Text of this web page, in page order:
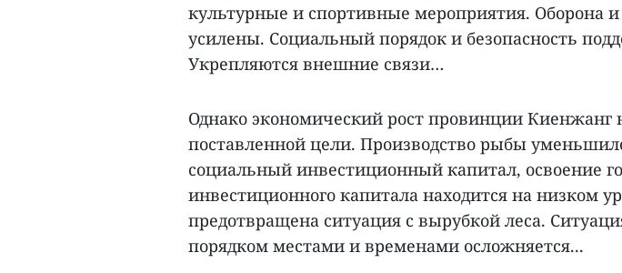
культурные и спортивные мероприятия. Оборона и
усилены. Социальный порядок и безопасность
Укрепляются внешние связи…
Однако экономический рост провинции Киенжанг
поставленной цели. Производство рыбы
социальный инвестиционный капитал, освоение
инвестиционного капитала находится на низком
предотвращена ситуация с вырубкой леса.
порядком местами и временами осложняется...